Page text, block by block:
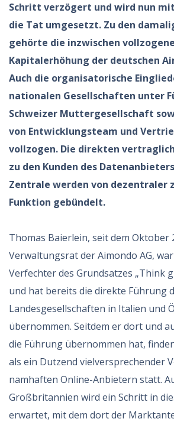
Schritt verzögert und wird nun
die Tat umgesetzt. Zu den
gehörte die inzwischen vollzogene
Kapitalerhöhung der deutschen
Auch die organisatorische
nationalen Gesellschaften unter
Schweizer Muttergesellschaft
von Entwicklungsteam und
vollzogen. Die direkten
zu den Kunden des
Zentrale werden von dezentraler
Funktion gebündelt.
Thomas Baierlein, seit dem Oktober
Verwaltungsrat der Aimondo AG,
Verfechter des Grundsatzes „Think
und hat bereits die direkte Führung
Landesgesellschaften in Italien und
übernommen. Seitdem er dort und
die Führung übernommen hat,
als ein Dutzend vielversprechender
namhaften Online-Anbietern statt.
Großbritannien wird ein Schritt in
erwartet, mit dem dort der